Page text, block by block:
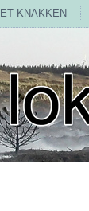
KNAKKEN